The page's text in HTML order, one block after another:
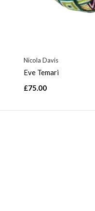
Nicola Davis
Eve Temari
£75.00